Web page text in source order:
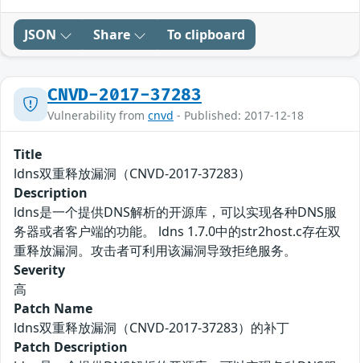
JSON Share To clipboard
CNVD-2017-37283
Vulnerability from cnvd - Published: 2017-12-18
Title
ldns双重释放漏洞（CNVD-2017-37283）
Description
ldns是一个提供DNS解析的开源库，可以实现各种DNS服
务器或者客户端的功能。 ldns 1.7.0中的str2host.c存在双
重释放漏洞。攻击者可利用该漏洞导致拒绝服务。
Severity
高
Patch Name
ldns双重释放漏洞（CNVD-2017-37283）的补丁
Patch Description